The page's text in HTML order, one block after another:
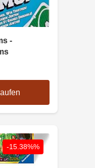
-
-15.38%%